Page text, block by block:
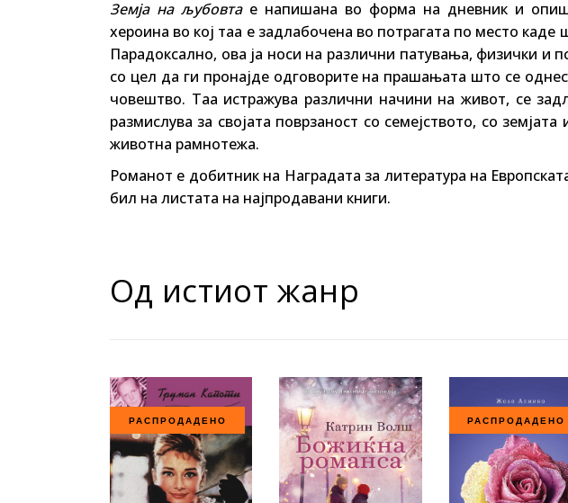
Земја на љубовтае напишана во форма на дневник и
хероина во кој таа е задлабочена во потрагата по место
Парадоксално, ова ја носи на различни патувања, физички и
со цел да ги пронајде одговорите на прашањата што се
човештво. Таа истражува различни начини на живот, се
размислува за својата поврзаност со семејството, со
животна рамнотежа.
Романот е добитник на Наградата за литература на
бил на листата на најпродавани книги.
Од истиот жанр
РАСПРОДАДЕНО РАСПРОДАДЕНО